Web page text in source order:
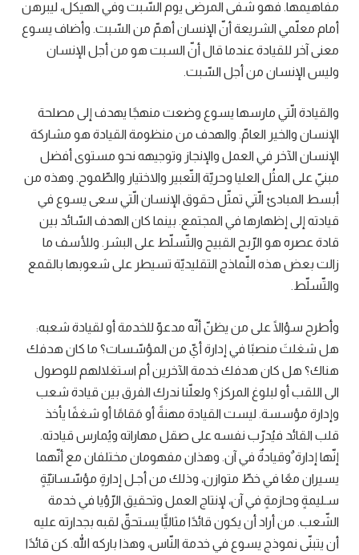
مفاهيمها. فهو شفى المرضى يوم السّبت وفي الهيكل، ليبرهن
أمام معلّمي الشريعة أنّ الإنسان أهمّ من السّبت. وأضاف يسوع
معنى آخر للقيادة عندما قال أنّ السبت هو من أجل الإنسان
وليس الإنسان من أجل السّبت.
والقيادة الّتي مارسها يسوع وضعت منهجًا يهدف إلى مصلحة
الإنسان والخير العامّ. والهدف من منظومة القيادة هو مشاركة
الإنسان الآخر في العمل والإنجاز وتوجيهه نحو مستوى أفضل
مبنيّ على المثُل العليا وحريّة التّعبير والاختيار والطّموح. وهذه من
أبسط المبادئ الّتي تمثّل حقوق الإنسان الّتي سعى يسوع في
قيادته إلى إظهارها في المجتمع. بينما كان الهدف السّائد بين
قادة عصره هو الرّبح القبيح والتّسلّط على البشر. وللأسف ما
زالت بعض هذه النّماذج التقليديّة تسيطر على شعوبها بالقمع
والتّسلّط.
وأطرح سؤالًا على من يظنّ أنّه مدعوّ للخدمة أو لقيادة شعبه:
هل شغلتَ منصبًا في إدارة أيّ من المؤسّسات؟ ما كان هدفك
هناك؟ هل كان هدفك خدمة الآخرين أم استغلالهم للوصول
الى اللقب أو لبلوغ المركز؟ ولعلّنا ندرك الفرق بين قيادة شعب
وإدارة مؤسسة. ليست القيادة مهنةً أو مَقامًا أو شغفًا يأخذ
قلب القائد فيُدرّب نفسه على صقل مهاراته ويُمارس قيادته.
إنّها إدارة ٌوقيادةٌ في آن. وهذان مفهومان مختلفان مع أنّهما
يسيران معًا في خطّ متوازن، وذلك من أجـل إدارةٍ مؤسّساتيّةٍ
سـليمةٍ وحازمةٍ في آن، لإنتاج العمل وتحقيق الرّؤيا في خدمة
الشّعب. من أراد أن يكون قائدًا مثاليًّا يستحقّ لقبه بجدارته عليه
أن يتبنّى نموذج يسوع في خدمة النّاس، وهذا باركه الله. كن قائدًا